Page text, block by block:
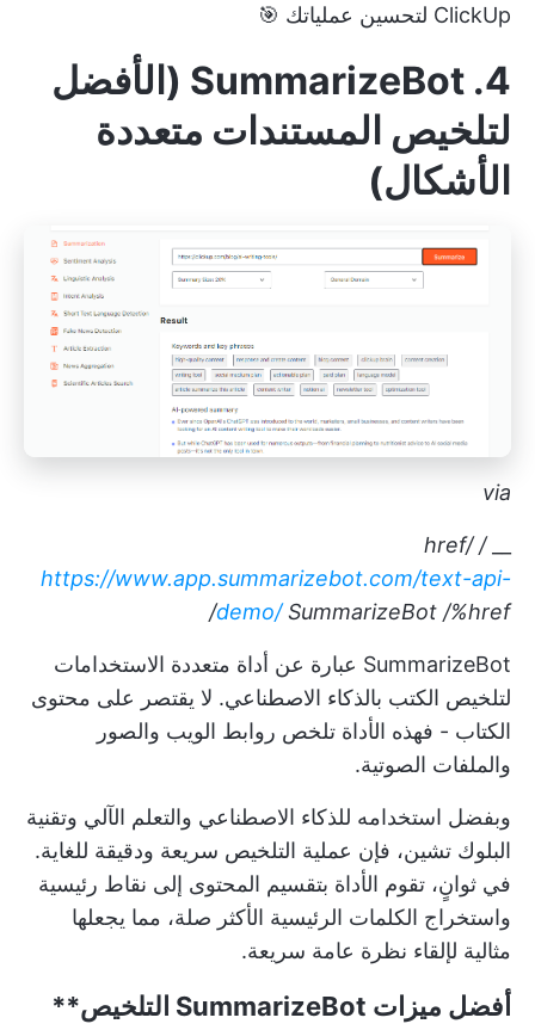
ClickUp لتحسين عملياتك
🎯
4. SummarizeBot (الأفضل
لتلخيص المستندات متعددة
الأشكال)
via
/ href/
https://www.app.summarizebot.com/text-api-
demo/ SummarizeBot /%href/
SummarizeBot عبارة عن أداة متعددة الاستخدامات
لتلخيص الكتب بالذكاء الاصطناعي. لا يقتصر على محتوى
الكتاب - فهذه الأداة تلخص روابط الويب والصور
والملفات الصوتية.
وبفضل استخدامه للذكاء الاصطناعي والتعلم الآلي وتقنية
البلوك تشين، فإن عملية التلخيص سريعة ودقيقة للغاية.
في ثوانٍ، تقوم الأداة بتقسيم المحتوى إلى نقاط رئيسية
واستخراج الكلمات الرئيسية الأكثر صلة، مما يجعلها
مثالية لإلقاء نظرة عامة سريعة.
أفضل ميزات SummarizeBot التلخيص**